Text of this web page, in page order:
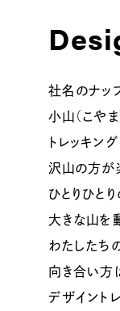
社名のナッ
小山（こや
トレッキン
沢山の方が
ひとりひと
大きな山を
わたしたち
向き合い方
デザイント